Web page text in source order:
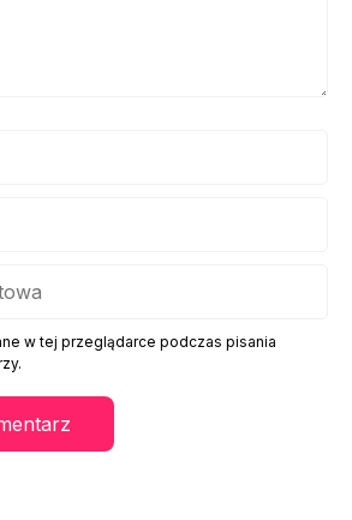
w tej przeglądarce podczas pisania